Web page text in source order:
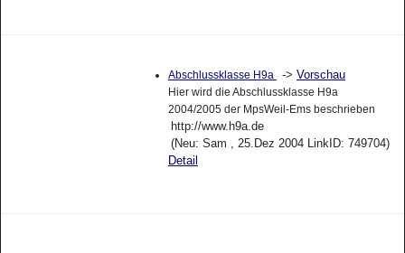
Abschlussklasse H9a -> Vorschau
Hier wird die Abschlussklasse H9a
2004/2005 der MpsWeil-Ems beschrieben
http://www.h9a.de
(Neu: Sam , 25.Dez 2004 LinkID: 749704)
Detail